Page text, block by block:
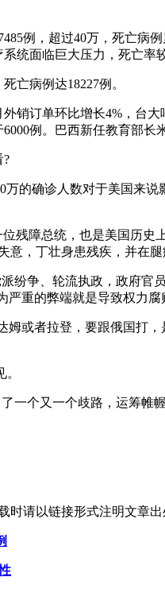
例，超过40万，死亡
统面临巨大压力，死亡率
亡病例达18227例。
销订单环比增长4%，台
例。巴西新任教育部长
?
万的确诊人数对于美国来
残障总统，也是美国历
，丁壮身患残疾，并在
纷争、轮流执政，政府
重的弊端就是导致权力腐
姆或者拉登，要跟俄国打
一个又一个歧路，运筹
时请以链接形式注明文章出